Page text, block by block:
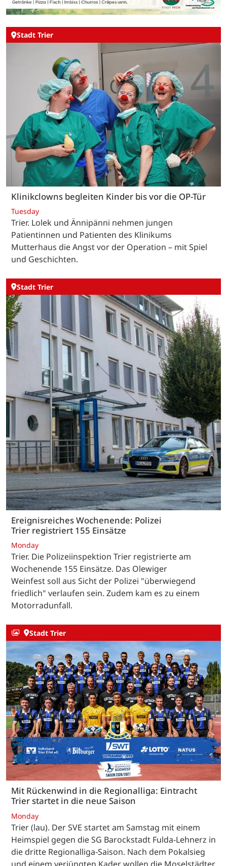
Stadt Trier
Klinikclowns begleiten Kinder bis vor die OP-Tür
Tuesday
Trier. Lolek und Ännipänni nehmen jungen
Patientinnen und Patienten des Klinikums
Mutterhaus die Angst vor der Operation – mit Spiel
und Geschichten.
Stadt Trier
Ereignisreiches Wochenende: Polizei
Trier registriert 155 Einsätze
Monday
Trier. Die Polizeiinspektion Trier registrierte am
Wochenende 155 Einsätze. Das Olewiger
Weinfest soll aus Sicht der Polizei "überwiegend
friedlich" verlaufen sein. Zudem kam es zu einem
Motorradunfall.
Stadt Trier
Mit Rückenwind in die Regionalliga: Eintracht
Trier startet in die neue Saison
Monday
Trier (lau). Der SVE startet am Samstag mit einem
Heimspiel gegen die SG Barockstadt Fulda-Lehnerz in
die dritte Regionalliga-Saison. Nach dem Pokalsieg
und einem verjüngten Kader wollen die Moselstädter